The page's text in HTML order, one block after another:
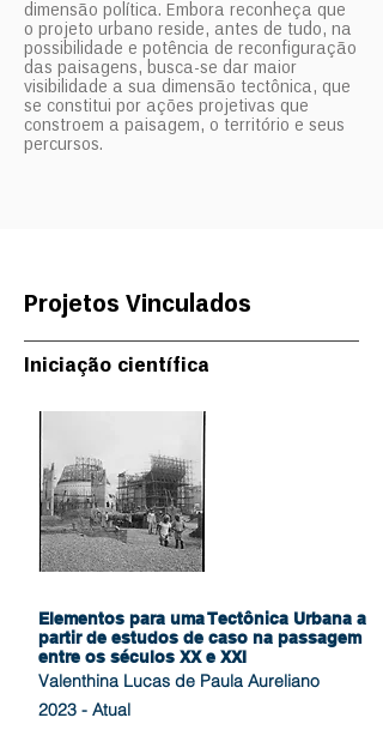
dimensão política. Embora reconheça que
o projeto urbano reside, antes de tudo, na
possibilidade e potência de reconfiguração
das paisagens, busca-se dar maior
visibilidade a sua dimensão tectônica, que
se constitui por ações projetivas que
constroem a paisagem, o território e seus
percursos.
Projetos Vinculados
Iniciação científica
Elementos para uma Tectônica Urbana a
partir de estudos de caso na passagem
entre os séculos XX e XXI
Valenthina Lucas de Paula Aureliano
2023 - Atual